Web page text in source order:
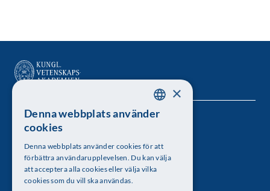
Kungl. Vetenskapsakademien
Besöksadress: Lilla Frescativägen 4A
Telefon: 08-673 95 00
SWEDISH
×
Denna webbplats använder
cookies
Denna webbplats använder cookies för att
förbättra användarupplevelsen. Du kan välja
att acceptera alla cookies eller välja vilka
cookies som du vill ska användas.